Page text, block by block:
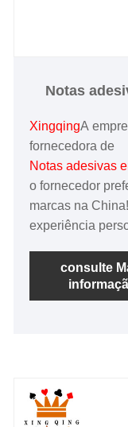
Notas
XingqingA
fornecedora de
Notas adesivas
o fornecedor
marcas na
experiência
exportados para
e preço barato
consulte